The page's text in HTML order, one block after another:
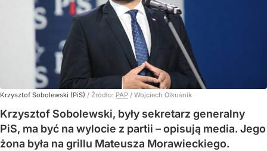
Krzysztof Sobolewski (PiS) / Źródło: PAP / Wojciech Olkuśnik
Krzysztof Sobolewski, były sekretarz generalny
PiS, ma być na wylocie z partii – opisują media. Jego
żona była na grillu Mateusza Morawieckiego.